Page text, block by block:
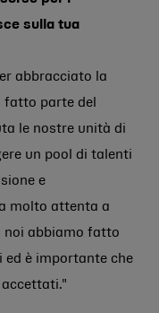
sulla tua
abbracciato la
fatto parte del
le nostre unità di
un pool di talenti
e
molto attenta a
noi abbiamo fatto
ed è importante che
accettati."